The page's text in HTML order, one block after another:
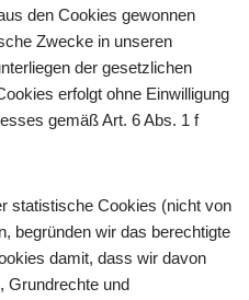
den Cookies gewonnen
Zwecke in unseren
der gesetzlichen
erfolgt ohne Einwilligung
gemäß Art. 6 Abs. 1 f
statistische Cookies (nicht von
begründen wir das berechtigte
damit, dass wir davon
Grundrechte und